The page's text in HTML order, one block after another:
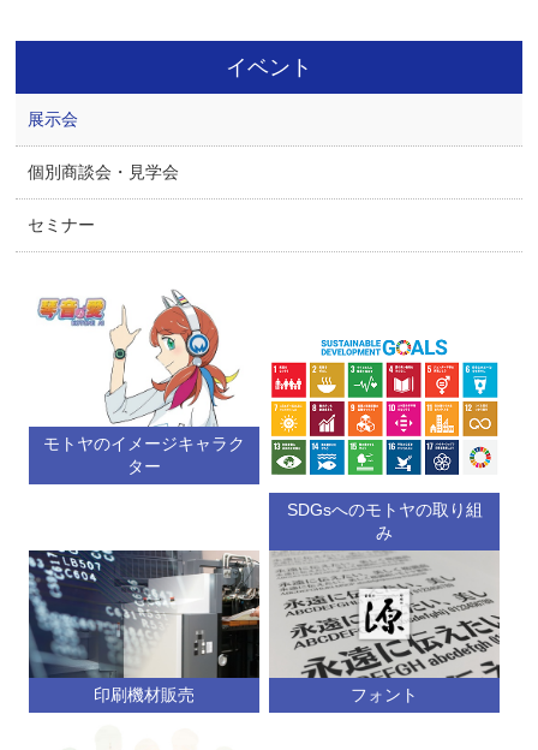
イベント
展示会
個別商談会・見学会
セミナー
モトヤのイメージキャラク
ター
SDGsへのモトヤの取り組
み
印刷機材販売 フォント